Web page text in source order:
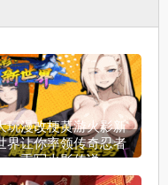
玩漫改梗黄游火影新
界让你率领传奇忍者
重写火影传说